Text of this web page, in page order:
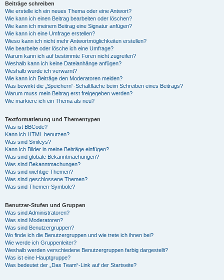
Beiträge schreiben
Wie erstelle ich ein neues Thema oder eine Antwort?
Wie kann ich einen Beitrag bearbeiten oder löschen?
Wie kann ich meinem Beitrag eine Signatur anfügen?
Wie kann ich eine Umfrage erstellen?
Wieso kann ich nicht mehr Antwortmöglichkeiten erstellen?
Wie bearbeite oder lösche ich eine Umfrage?
Warum kann ich auf bestimmte Foren nicht zugreifen?
Weshalb kann ich keine Dateianhänge anfügen?
Weshalb wurde ich verwarnt?
Wie kann ich Beiträge den Moderatoren melden?
Was bewirkt die „Speichern“-Schaltfläche beim Schreiben eines Beitrags?
Warum muss mein Beitrag erst freigegeben werden?
Wie markiere ich ein Thema als neu?
Textformatierung und Thementypen
Was ist BBCode?
Kann ich HTML benutzen?
Was sind Smileys?
Kann ich Bilder in meine Beiträge einfügen?
Was sind globale Bekanntmachungen?
Was sind Bekanntmachungen?
Was sind wichtige Themen?
Was sind geschlossene Themen?
Was sind Themen-Symbole?
Benutzer-Stufen und Gruppen
Was sind Administratoren?
Was sind Moderatoren?
Was sind Benutzergruppen?
Wo finde ich die Benutzergruppen und wie trete ich ihnen bei?
Wie werde ich Gruppenleiter?
Weshalb werden verschiedene Benutzergruppen farbig dargestellt?
Was ist eine Hauptgruppe?
Was bedeutet der „Das Team“-Link auf der Startseite?